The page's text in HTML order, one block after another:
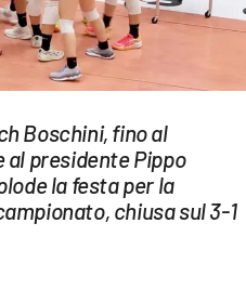
Boschini, fino al
presidente Pippo
la festa per la
chiusa sul 3-1